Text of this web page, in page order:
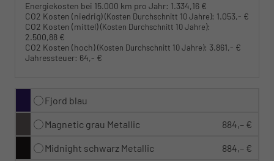
Energiekosten bei 15.000 km pro Jahr: 1.334,16 €
CO2 Kosten (niedrig)(Kosten Durchschnitt 10 Jahre): 1.053,- €
CO2 Kosten (mittel)(Kosten Durchschnitt 10 Jahre):
2.500,88 €
CO2 Kosten (hoch)(Kosten Durchschnitt 10 Jahre): 3.861,- €
Jahressteuer: 64,- €
Fjord blau
Magnetic grau Metallic 884,– €
Midnight schwarz Metallic 884,– €